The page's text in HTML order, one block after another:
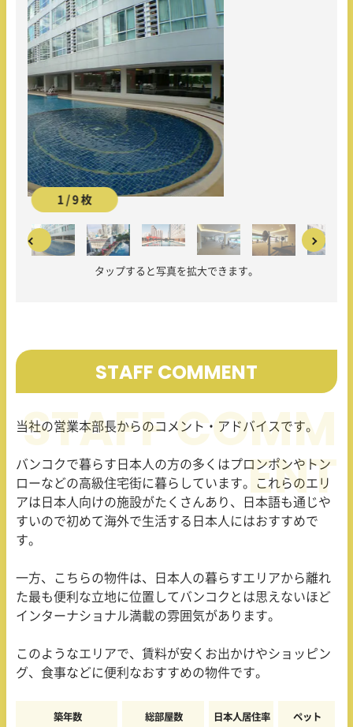
2 / 9 枚
タップすると写真を拡大できます。
STAFF COMMENT
当社の営業本部長からのコメント・アドバイスです。
バンコクで暮らす日本人の方の多くはプロンポンやトン
ローなどの高級住宅街に暮らしています。これらのエリ
アは日本人向けの施設がたくさんあり、日本語も通じや
すいので初めて海外で生活する日本人にはおすすめで
す。
一方、こちらの物件は、日本人の暮らすエリアから離れ
た最も便利な立地に位置してバンコクとは思えないほど
インターナショナル満載の雰囲気があります。
このようなエリアで、賃料が安くお出かけやショッピン
グ、食事などに便利なおすすめの物件です。
築年数 総部屋数 日本人居住率 ペット